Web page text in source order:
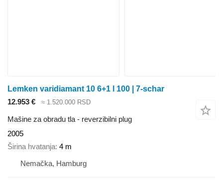
Lemken varidiamant 10 6+1 l 100 | 7-schar
12.953 €
≈ 1.520.000 RSD
Mašine za obradu tla - reverzibilni plug
2005
Širina hvatanja 4 m
Nemačka, Hamburg